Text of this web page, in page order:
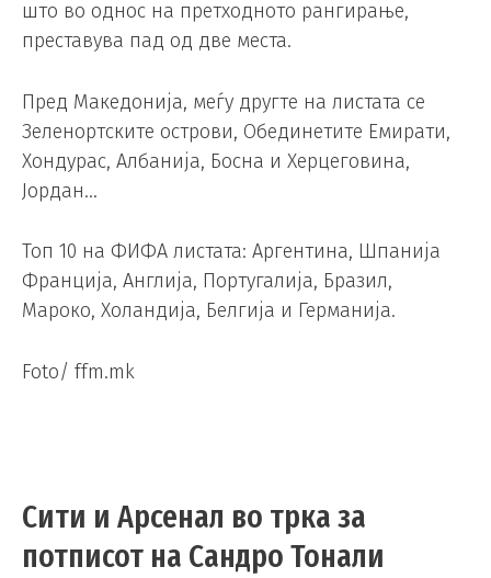
што во однос на претходното рангирање,
преставува пад од две места.
Пред Македонија, меѓу другте на листата се
Зеленортските острови, Обединетите Емирати,
Хондурас, Албанија, Босна и Херцеговина,
Јордан…
Топ 10 на ФИФА листата: Аргентина, Шпанија
Франција, Англија, Португалија, Бразил,
Мароко, Холандија, Белгија и Германија.
Foto/ ffm.mk
Сити и Арсенал во трка за
потписот на Сандро Тонали